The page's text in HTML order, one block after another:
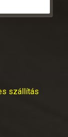
szállítás